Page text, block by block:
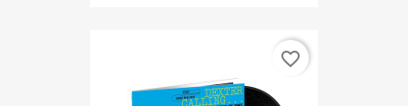
favorite_border